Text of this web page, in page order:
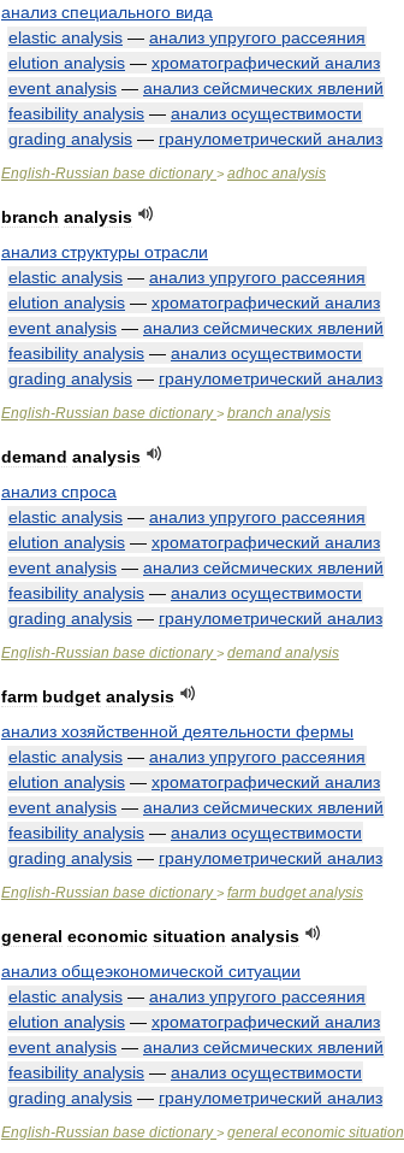
анализ специального вида
elastic analysis — анализ упругого рассеяния
elution analysis — хроматографический анализ
event analysis — анализ сейсмических явлений
feasibility analysis — анализ осуществимости
grading analysis — гранулометрический анализ
English-Russian base dictionary > adhoc analysis
branch analysis
анализ структуры отрасли
elastic analysis — анализ упругого рассеяния
elution analysis — хроматографический анализ
event analysis — анализ сейсмических явлений
feasibility analysis — анализ осуществимости
grading analysis — гранулометрический анализ
English-Russian base dictionary > branch analysis
demand analysis
анализ спроса
elastic analysis — анализ упругого рассеяния
elution analysis — хроматографический анализ
event analysis — анализ сейсмических явлений
feasibility analysis — анализ осуществимости
grading analysis — гранулометрический анализ
English-Russian base dictionary > demand analysis
farm budget analysis
анализ хозяйственной деятельности фермы
elastic analysis — анализ упругого рассеяния
elution analysis — хроматографический анализ
event analysis — анализ сейсмических явлений
feasibility analysis — анализ осуществимости
grading analysis — гранулометрический анализ
English-Russian base dictionary > farm budget analysis
general economic situation analysis
анализ общеэкономической ситуации
elastic analysis — анализ упругого рассеяния
elution analysis — хроматографический анализ
event analysis — анализ сейсмических явлений
feasibility analysis — анализ осуществимости
grading analysis — гранулометрический анализ
English-Russian base dictionary > general economic situation